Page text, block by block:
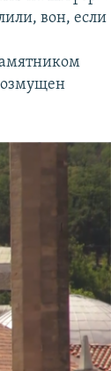
вон, если